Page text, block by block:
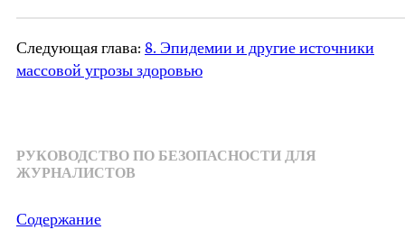
Следующая глава:8. Эпидемии и другие источники
массовой угрозы здоровью
РУКОВОДСТВО ПО БЕЗОПАСНОСТИ ДЛЯ
ЖУРНАЛИСТОВ
Содержание